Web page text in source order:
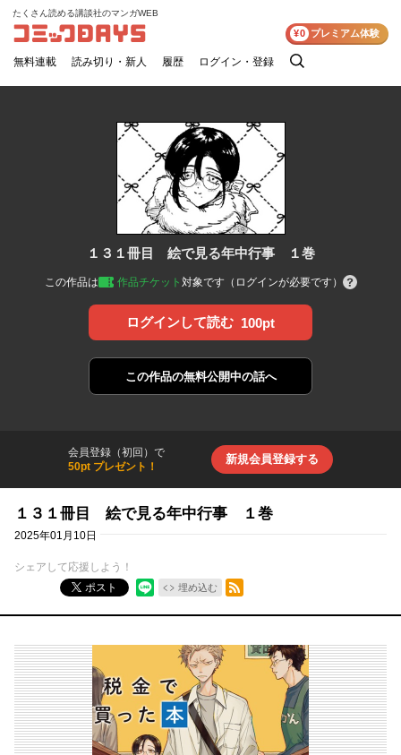
コミックDAYS
たくさん読める講談社のマンガWEB
無料連載 読み切り・新人 履歴 ログイン・登録
検
¥0 プレミアム体験
１３１冊目 絵で見る年中行事 １巻
この作品は 作品チケット 対象です（ログインが必要です）
ログインして読む 100pt
この作品の無料公開中の話へ
会員登録（初回）で
50pt プレゼント！
新規会員登録する
１３１冊目 絵で見る年中行事 １巻
2025年01月10日
シェアして応援しよう！
ポスト
埋め込む
RSSフィード